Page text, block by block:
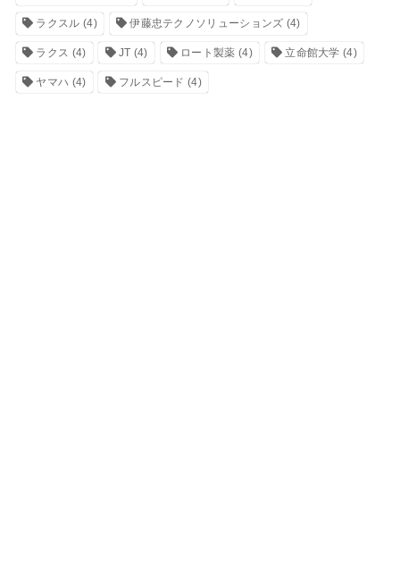
ラクスル (4) 伊藤忠テクノソリューションズ (4)
ラクス (4) JT (4) ロート製薬 (4) 立命館大学 (4)
ヤマハ (4) フルスピード (4)